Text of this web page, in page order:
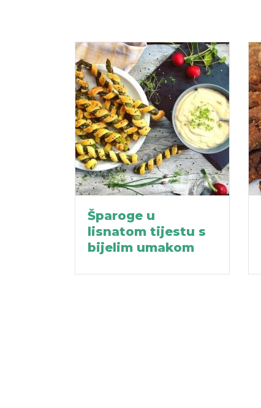
Šparoge u
lisnatom tijestu s
bijelim umakom